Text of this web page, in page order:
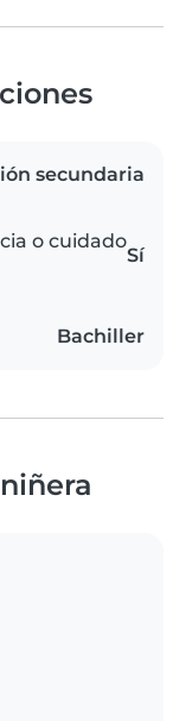
secundaria
o cuidado
Sí
Bachiller